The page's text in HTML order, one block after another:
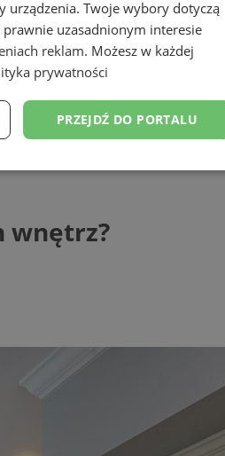
wnętrz?
urządzenia. Twoje wybory dotyczą
uzasadnionym interesie
reklam. Możesz w każdej
prywatności
PRZEJDŹ DO PORTALU
Niesklasyfikowane
ze strony internetowej.
cookie przechowuje identyfikator sesji.
cookie przechowuje identyfikator sesji.